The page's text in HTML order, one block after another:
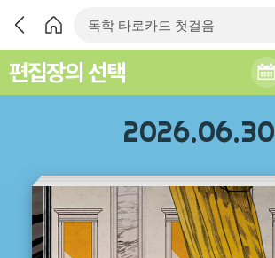
편집장의 선택
2026.06.30